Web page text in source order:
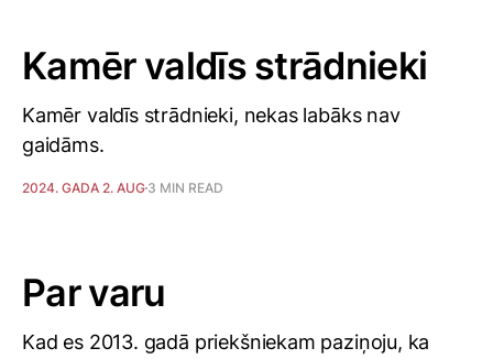
Kamēr valdīs strādnieki
Kamēr valdīs strādnieki, nekas labāks nav
gaidāms.
2024. GADA 2. AUG 3 MIN READ
Par varu
Kad es 2013. gadā priekšniekam paziņoju, ka